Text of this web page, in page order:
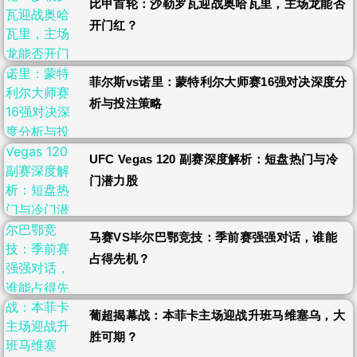
比甲首轮：沙勒罗瓦迎战奥哈瓦里，主场龙能否
开门红？
菲尔斯vs诺里：蒙特利尔大师赛16强对决深度分
析与投注策略
UFC Vegas 120 副赛深度解析：短盘热门与冷
门潜力股
马赛VS毕尔巴鄂竞技：季前赛强强对话，谁能
占得先机？
葡超揭幕战：本菲卡主场迎战升班马维塞乌，大
胜可期？